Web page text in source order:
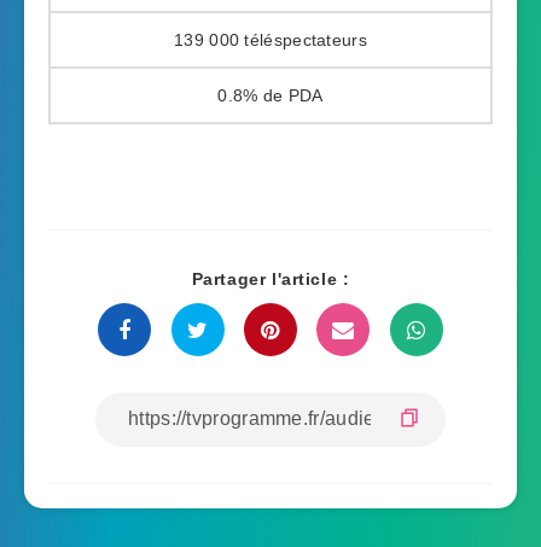
139 000
0.8%
Partager l'article :